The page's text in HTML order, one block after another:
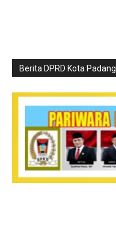
Berita DPRD Kota Padang